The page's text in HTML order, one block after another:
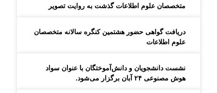
متخصصان علوم اطلاعات گذشت به روایت تصویر
دریافت گواهی حضور هشتمین کنگره سالانه متخصصان
علوم اطلاعات
نشست دانشجویان و دانش‌آموختگان با عنوان سواد
هوش مصنوعی ۲۴ آبان برگزار می‌شود.